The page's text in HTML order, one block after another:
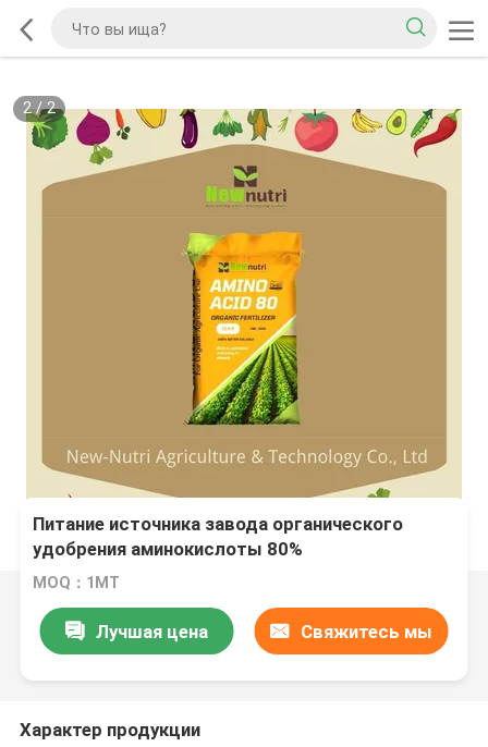
2/2
Питание источника завода органического
удобрения аминокислоты 80%
MOQ：1MT
Лучшая цена Свяжитесь мы
Характер продукции